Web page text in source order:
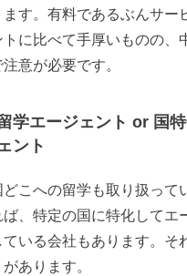
す。有料であるぶんサー
に比べて手厚いものの、
意が必要です。
学エージェント or 国
ント
こへの留学も取り扱って
、特定の国に特化してエ
いる会社もあります。そ
あります。